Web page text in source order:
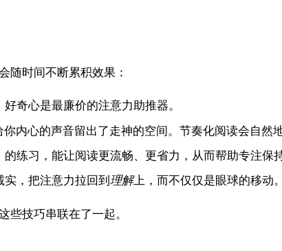
随时间不断累积效果：
奇心是最廉价的注意力助推器。
内心的声音留出了走神的空间。节奏化阅读会自然
的练习，能让阅读更流畅、更省力，从而帮助专注保
实，把注意力拉回到理解上，而不仅仅是眼球的移动。
些技巧串联在了一起。